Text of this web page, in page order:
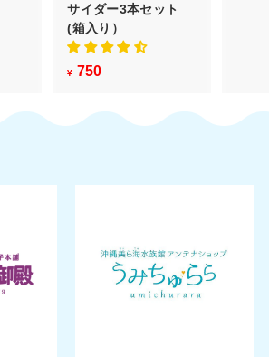
サイダー3本セット
(箱入り）
¥ 750
5